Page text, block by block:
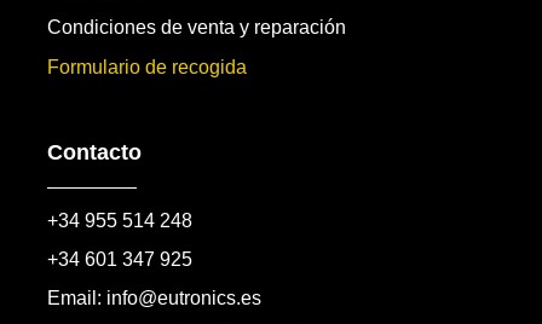
Condiciones de venta y reparación
Formulario de recogida
Contacto
+34 955 514 248
+34 601 347 925
Email: info@eutronics.es